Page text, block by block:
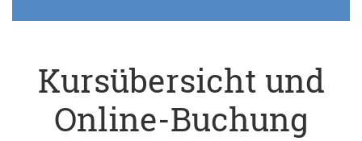
Kursübersicht und
Online-Buchung